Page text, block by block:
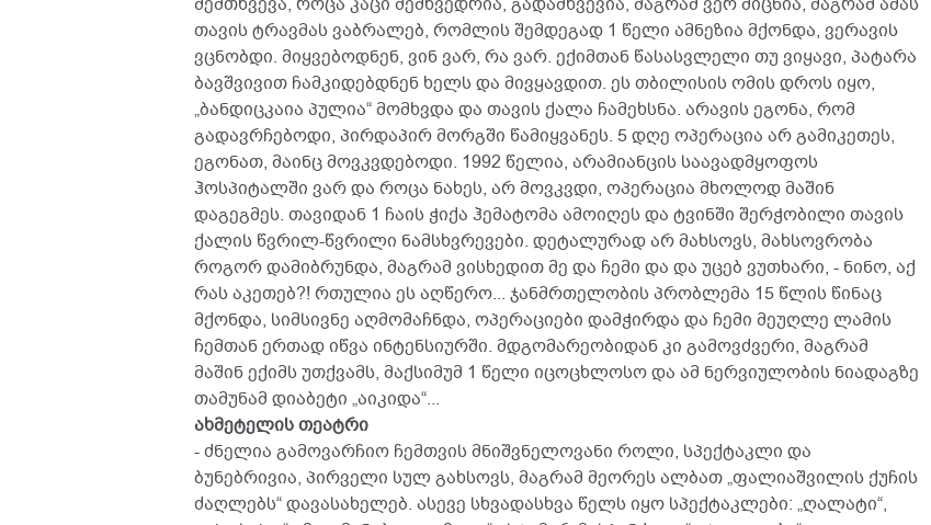
თავის ტრავმას ვაბრალებ, რომლის შემდეგად 1 წელი ამნეზია მქონდა, ვერავის
ვცნობდი. მიყვებოდნენ, ვინ ვარ, რა ვარ. ექიმთან წასასვლელი თუ ვიყავი, პატარა
ბავშვივით ჩამკიდებდნენ ხელს და მივყავდით. ეს თბილისის ომის დროს იყო,
„ბანდიცკაია პულია“ მომხვდა და თავის ქალა ჩამეხსნა. არავის ეგონა, რომ
გადავრჩებოდი, პირდაპირ მორგში წამიყვანეს. 5 დღე ოპერაცია არ გამიკეთეს,
ეგონათ, მაინც მოვკვდებოდი. 1992 წელია, არამიანცის საავადმყოფოს
ჰოსპიტალში ვარ და როცა ნახეს, არ მოვკვდი, ოპერაცია მხოლოდ მაშინ
დაგეგმეს. თავიდან 1 ჩაის ჭიქა ჰემატომა ამოიღეს და ტვინში შერჭობილი თავის
ქალის წვრილ-წვრილი ნამსხვრევები. დეტალურად არ მახსოვს, მახსოვრობა
როგორ დამიბრუნდა, მაგრამ ვისხედით მე და ჩემი და და უცებ ვუთხარი, - ნინო, აქ
რას აკეთებ?! რთულია ეს აღწერო... ჯანმრთელობის პრობლემა 15 წლის წინაც
მქონდა, სიმსივნე აღმომაჩნდა, ოპერაციები დამჭირდა და ჩემი მეუღლე ლამის
ჩემთან ერთად იწვა ინტენსიურში. მდგომარეობიდან კი გამოვძვერი, მაგრამ
მაშინ ექიმს უთქვამს, მაქსიმუმ 1 წელი იცოცხლოსო და ამ ნერვიულობის ნიადაგზე
თამუნამ დიაბეტი „აიკიდა“...
ახმეტელის თეატრი
- ძნელია გამოვარჩიო ჩემთვის მნიშვნელოვანი როლი, სპექტაკლი და
ბუნებრივია, პირველი სულ გახსოვს, მაგრამ მეორეს ალბათ „ფალიაშვილის ქუჩის
ძაღლებს“ დავასახელებ. ასევე სხვადასხვა წელს იყო სპექტაკლები: „ღალატი“,